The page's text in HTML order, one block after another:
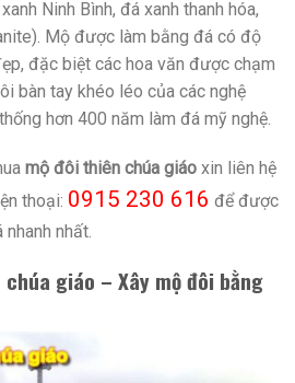
Ninh Bình, đá xanh thanh hóa,
Mộ được làm bằng đá có độ
đặc biệt các hoa văn được chạm
bàn tay khéo léo của các nghệ
hơn 400 năm làm đá mỹ nghệ.
mộ đôi thiên chúa giáo xin liên hệ
thoại: 0915 230 616 để được
nhất.
giáo – Xây mộ đôi bằng